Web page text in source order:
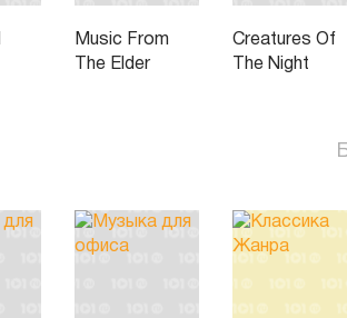
Music From
The Elder
Creatures Of
The Night